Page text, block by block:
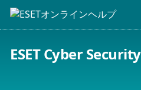
ESET Cyber Security